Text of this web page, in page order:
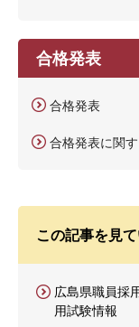
合格発表
合格発表
合格発表に関
この記事を見
広島県職員採
用試験情報